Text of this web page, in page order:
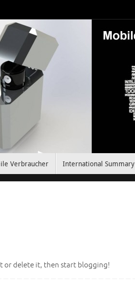
Verbraucher International Summary
or delete it, then start blogging!